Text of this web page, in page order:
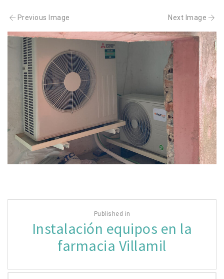
Previous Image Next Image
entradas
Published in
Instalación equipos en la
farmacia Villamil